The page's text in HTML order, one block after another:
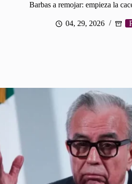
Barbas a remojar: empieza la
04, 29, 2026